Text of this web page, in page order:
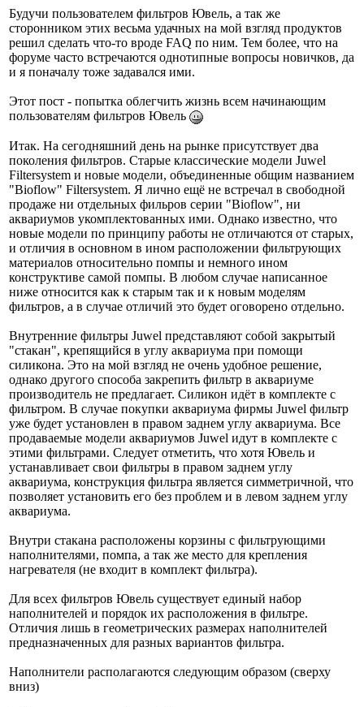
Будучи пользователем фильтров Ювель, а так же
сторонником этих весьма удачных на мой взгляд продуктов
решил сделать что-то вроде FAQ по ним. Тем более, что на
форуме часто встречаются однотипные вопросы новичков, да
и я поначалу тоже задавался ими.
Этот пост - попытка облегчить жизнь всем начинающим
пользователям фильтров Ювель
Итак. На сегодняшний день на рынке присутствует два
поколения фильтров. Старые классические модели Juwel
Filtersystem и новые модели, объединенные общим названием
"Bioflow" Filtersystem. Я лично ещё не встречал в свободной
продаже ни отдельных фильров серии "Bioflow", ни
аквариумов укомплектованных ими. Однако известно, что
новые модели по принципу работы не отличаются от старых,
и отличия в основном в ином расположении фильтрующих
материалов относительно помпы и немного ином
конструктиве самой помпы. В любом случае написанное
ниже относится как к старым так и к новым моделям
фильтров, а в случае отличий это будет оговорено отдельно.
Внутренние фильтры Juwel представляют собой закрытый
"стакан", крепящийся в углу аквариума при помощи
силикона. Это на мой взгляд не очень удобное решение,
однако другого способа закрепить фильтр в аквариуме
производитель не предлагает. Силикон идёт в комплекте с
фильтром. В случае покупки аквариума фирмы Juwel фильтр
уже будет установлен в правом заднем углу аквариума. Все
продаваемые модели аквариумов Juwel идут в комплекте с
этими фильтрами. Следует отметить, что хотя Ювель и
устанавливает свои фильтры в правом заднем углу
аквариума, конструкция фильтра является симметричной, что
позволяет установить его без проблем и в левом заднем углу
аквариума.
Внутри стакана расположены корзины с фильтрующими
наполнителями, помпа, а так же место для крепления
нагревателя (не входит в комплект фильтра).
Для всех фильтров Ювель существует единый набор
наполнителей и порядок их расположения в фильтре.
Отличия лишь в геометрических размерах наполнителей
предназначенных для разных вариантов фильтра.
Наполнители располагаются следующим образом (сверху
вниз)